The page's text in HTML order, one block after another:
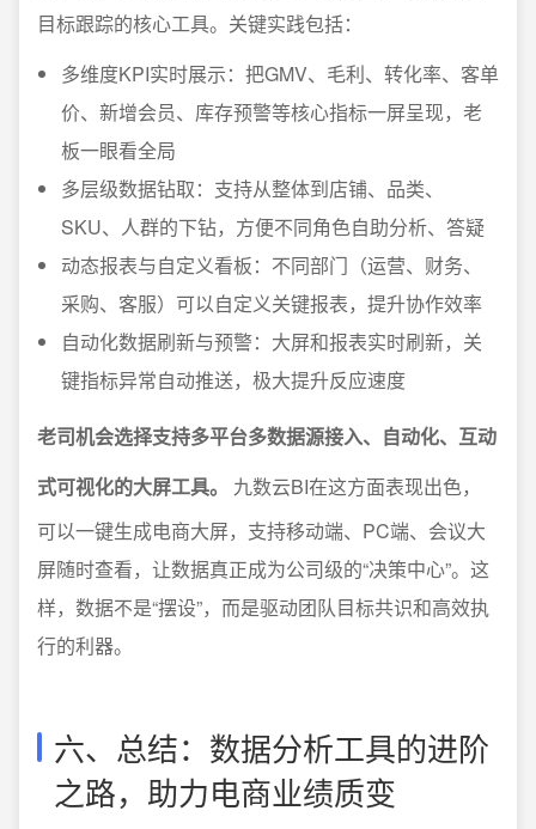
目标跟踪的核心工具。关键实践包括：
多维度KPI实时展示：把GMV、毛利、转化率、客单
价、新增会员、库存预警等核心指标一屏呈现，老
板一眼看全局
多层级数据钻取：支持从整体到店铺、品类、
SKU、人群的下钻，方便不同角色自助分析、答疑
动态报表与自定义看板：不同部门（运营、财务、
采购、客服）可以自定义关键报表，提升协作效率
自动化数据刷新与预警：大屏和报表实时刷新，关
键指标异常自动推送，极大提升反应速度
老司机会选择支持多平台多数据源接入、自动化、互动
式可视化的大屏工具。
九数云BI在这方面表现出色，
可以一键生成电商大屏，支持移动端、PC端、会议大
屏随时查看，让数据真正成为公司级的“决策中心”。这
样，数据不是“摆设”，而是驱动团队目标共识和高效执
行的利器。
六、总结：数据分析工具的进阶
之路，助力电商业绩质变